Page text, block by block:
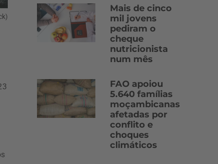
Mais de cinco
mil jovens
pediram o
cheque
nutricionista
num mês
FAO apoiou
5.640 famílias
moçambicanas
afetadas por
conflito e
choques
climáticos